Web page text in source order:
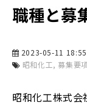
職種と募
2023-05-11 18:55
昭和化工 募集要
昭和化工株式